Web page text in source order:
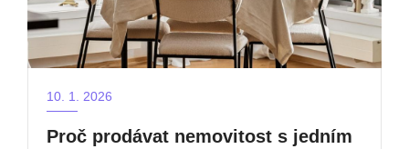
10. 1. 2026
Proč prodávat nemovitost s jedním